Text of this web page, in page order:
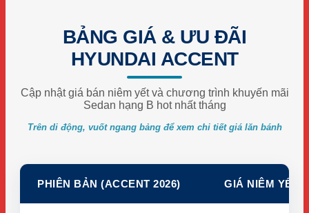
BẢNG GIÁ & ƯU ĐÃI
HYUNDAI ACCENT
Cập nhật giá bán niêm yết và chương trình khuyến mãi
Sedan hạng B hot nhất tháng
Trên di động, vuốt ngang bảng để xem chi tiết giá lăn bánh
PHIÊN BẢN (ACCENT 2026) GIÁ NIÊM YẾT